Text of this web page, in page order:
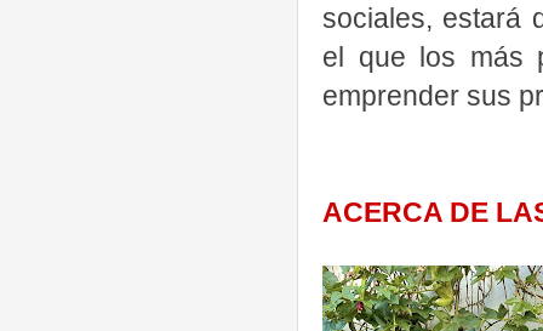
sociales, estará
el que los más
emprender sus
ACERCA DE